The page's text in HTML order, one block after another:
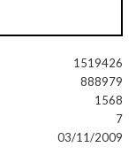
1519426
888979
1568
7
03/11/2009